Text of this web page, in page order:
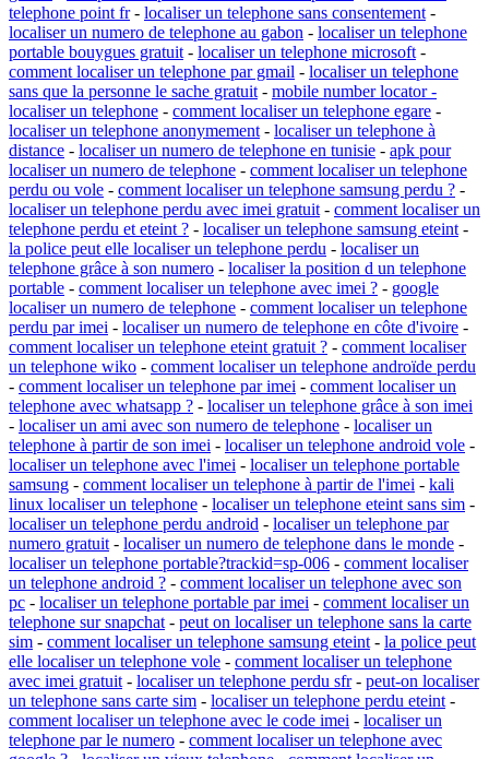
telephone point fr- localiser un telephone sans consentement -
localiser un numero de telephone au gabon - localiser un telephone
portable bouygues gratuit - localiser un telephone microsoft -
comment localiser un telephone par gmail - localiser un telephone
sans que la personne le sache gratuit - mobile number locator -
localiser un telephone - comment localiser un telephone egare -
localiser un telephone anonymement - localiser un telephone à
distance - localiser un numero de telephone en tunisie - apk pour
localiser un numero de telephone - comment localiser un telephone
perdu ou vole - comment localiser un telephone samsung perdu ? -
localiser un telephone perdu avec imei gratuit - comment localiser un
telephone perdu et eteint ? - localiser un telephone samsung eteint -
la police peut elle localiser un telephone perdu - localiser un
telephone grâce à son numero - localiser la position d un telephone
portable - comment localiser un telephone avec imei ? - google
localiser un numero de telephone - comment localiser un telephone
perdu par imei - localiser un numero de telephone en côte d'ivoire -
comment localiser un telephone eteint gratuit ? - comment localiser
un telephone wiko - comment localiser un telephone androïde perdu
- comment localiser un telephone par imei - comment localiser un
telephone avec whatsapp ? - localiser un telephone grâce à son imei
- localiser un ami avec son numero de telephone - localiser un
telephone à partir de son imei - localiser un telephone android vole -
localiser un telephone avec l'imei - localiser un telephone portable
samsung - comment localiser un telephone à partir de l'imei - kali
linux localiser un telephone - localiser un telephone eteint sans sim -
localiser un telephone perdu android - localiser un telephone par
numero gratuit - localiser un numero de telephone dans le monde -
localiser un telephone portable?trackid=sp-006 - comment localiser
un telephone android ? - comment localiser un telephone avec son
pc - localiser un telephone portable par imei - comment localiser un
telephone sur snapchat - peut on localiser un telephone sans la carte
sim - comment localiser un telephone samsung eteint - la police peut
elle localiser un telephone vole - comment localiser un telephone
avec imei gratuit - localiser un telephone perdu sfr- peut-on localiser
un telephone sans carte sim - localiser un telephone perdu eteint -
comment localiser un telephone avec le code imei - localiser un
telephone par le numero - comment localiser un telephone avec